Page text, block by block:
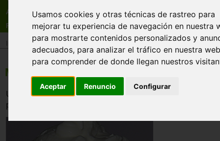
Usamos cookies y otras técnicas de rastreo para
mejorar tu experiencia de navegación en nuestra
para mostrarte contenidos personalizados y
adecuados, para analizar el tráfico en nuestra
para comprender de donde llegan nuestros
Aceptar Renuncio Configurar
Actualidad
Registro
Recetas > Postres
Macedonia de frutas
Un postre nutritivo y ligero. Se puede prescindir de la
puede agregar la fruta que tengamos en casa.